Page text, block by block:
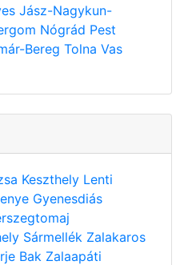
Jász-Nagykun-
Nógrád Pest
Bereg Tolna Vas
Keszthely Lenti
Gyenesdiás
Sármellék Zalakaros
Bak Zalaapáti